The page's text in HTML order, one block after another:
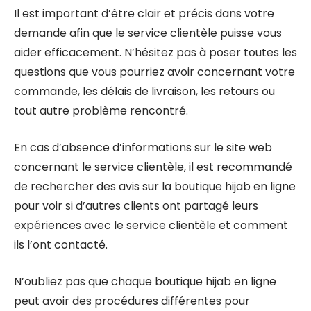
Il est important d’être clair et précis dans votre
demande afin que le service clientèle puisse vous
aider efficacement. N’hésitez pas à poser toutes les
questions que vous pourriez avoir concernant votre
commande, les délais de livraison, les retours ou
tout autre problème rencontré.
En cas d’absence d’informations sur le site web
concernant le service clientèle, il est recommandé
de rechercher des avis sur la boutique hijab en ligne
pour voir si d’autres clients ont partagé leurs
expériences avec le service clientèle et comment
ils l’ont contacté.
N’oubliez pas que chaque boutique hijab en ligne
peut avoir des procédures différentes pour